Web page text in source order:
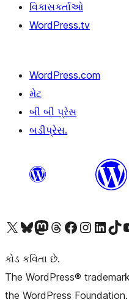
વિકાસકર્તાઓ
WordPress.tv
WordPress.com
મેટ
બી બી પ્રેસ
બડીપ્રેસ.
અમારા X (અગાઉ ટ્વિટર) એકાઉન્ટની મુલાકાત લોઅમારા Bluesky એકાઉન્ટની મુલાકાત લોઅમારા માસ્ટોડોન એકાઉન્ટની મુલાકાત લોઅમારા Threads એકાઉન્ટની મુલાકાત લો અમારા ફેસબુક પેજની મુલાકાત લોઅમારા ઇન્સ્ટાગ્રામ એકાઉન્ટની મુલાકાત લો અમારા LinkedIn એકાઉન્ટની મુલાકાત લોઅમારા TikTok એકાઉન્ટની મુલાકાત લોઅમારી
કોડ કવિતા છે.
The WordPress®
the WordPress Foundation.